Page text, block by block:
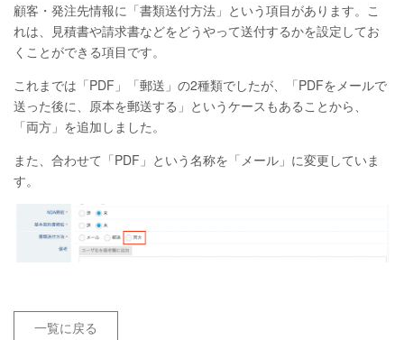
顧客・発注先情報に「書類送付方法」という項目があります。こ
れは、見積書や請求書などをどうやって送付するかを設定してお
くことができる項目です。
これまでは「PDF」「郵送」の2種類でしたが、「PDFをメールで
送った後に、原本を郵送する」というケースもあることから、
「両方」を追加しました。
また、合わせて「PDF」という名称を「メール」に変更していま
す。
一覧に戻る